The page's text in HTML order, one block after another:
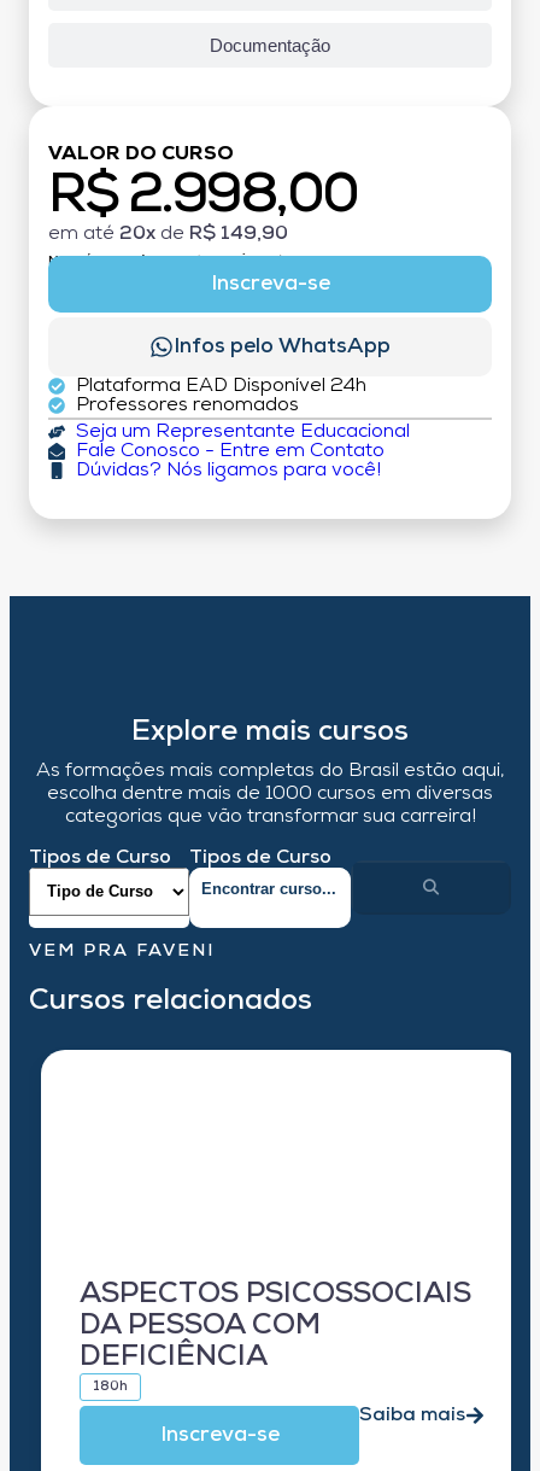
Documentação
VALOR DO CURSO
R$ 2.998,00
em até 20x de R$ 149,90
MATRÍCULA:
Inscreva-se
Infos pelo WhatsApp
Plataforma EAD Disponível 24h
Professores renomados
Seja um Representante Educacional
Fale Conosco - Entre em Contato
Dúvidas? Nós ligamos para você!
Explore mais cursos
As formações mais completas do Brasil estão aqui,
escolha dentre mais de 1000 cursos em diversas
categorias que vão transformar sua carreira!
Tipos de Curso Tipos de Curso
VEM PRA FAVENI
Cursos relacionados
ASPECTOS PSICOSSOCIAIS
DA PESSOA COM
DEFICIÊNCIA
180h
Inscreva-se
Saiba mais